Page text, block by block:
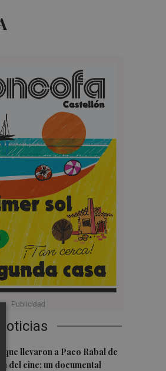
llevaron a Paco Rabal de
del cine: un documental